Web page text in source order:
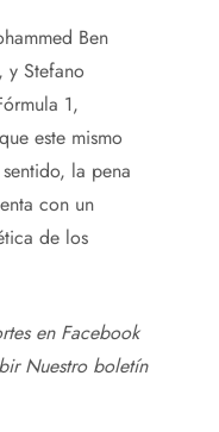
Ben
y Stefano
1,
este mismo
la pena
con un
de los
en Facebook
Nuestro boletín